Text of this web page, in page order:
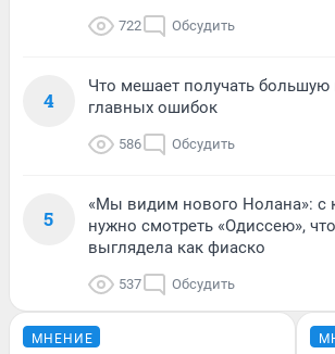
722 Обсудить
4
Что мешает получать
главных ошибок
586 Обсудить
5
«Мы видим нового Нолана»: с
нужно смотреть «Одиссею»,
выглядела как фиаско
537 Обсудить
МНЕНИЕ